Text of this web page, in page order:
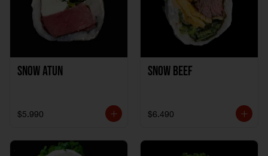
Snow Atun
$5.990
Snow Beef
$6.490